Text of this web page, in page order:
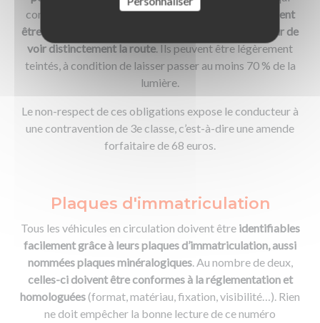
concerne ces équipements, qui doivent
obligatoirement
être transparents et toujours permettre au conducteur de
voir distinctement la route. Ils peuvent être légèrement
teintés, à condition de laisser passer au moins 70 % de la
lumière.
Le non-respect de ces obligations expose le conducteur à
une contravention de 3e classe, c’est-à-dire une amende
forfaitaire de 68 euros.
Plaques d'immatriculation
Tous les véhicules en circulation doivent êtreidentifiables
facilement grâce à leurs plaques d’immatriculation, aussi
nommées plaques minéralogiques. Au nombre de deux,
celles-ci doivent être conformes à la réglementation et
homologuées(format, matériau, fixation, visibilité…). Rien
ne doit empêcher la bonne lecture de ce numéro